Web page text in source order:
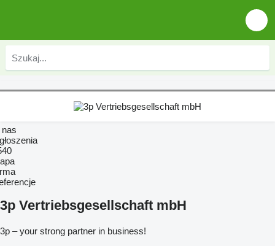
3p Vertriebsgesellschaft mbH
3p – your strong partner in business!